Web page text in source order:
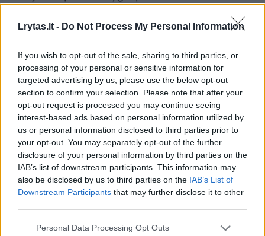
Lrytas.lt - Do Not Process My Personal Information
If you wish to opt-out of the sale, sharing to third parties, or
processing of your personal or sensitive information for
targeted advertising by us, please use the below opt-out
section to confirm your selection. Please note that after your
opt-out request is processed you may continue seeing
interest-based ads based on personal information utilized by
us or personal information disclosed to third parties prior to
your opt-out. You may separately opt-out of the further
disclosure of your personal information by third parties on the
IAB’s list of downstream participants. This information may
also be disclosed by us to third parties on the IAB’s List of
Downstream Participants that may further disclose it to other
Personal Data Processing Opt Outs
planuojama pasiekti daugiau nei 2 kilometrų
gylį.
Į Abchaziją I. Kieraitė iškeliauja liepos 20 d.
kartu su tarptautinės ekspedicijos „Gilyn į
Žemės centrą“ dalyviais, bandysiančiais
pasiekti pasaulio urvų gylio rekordą. Nors ir
keliauja kartu su ekspedicijos grupe,
I.Kieraitės užduotis bus urve rinkti duomenis
moksliniam tyrimui.